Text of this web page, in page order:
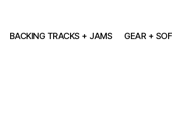
BACKING TRACKS + JAMS GEAR +